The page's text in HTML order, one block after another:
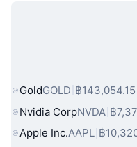
สินทรัพย์ในโลก
GoldGOLD ฿143,054.15
Nvidia CorpNVDA ฿
Apple Inc.AAPL ฿